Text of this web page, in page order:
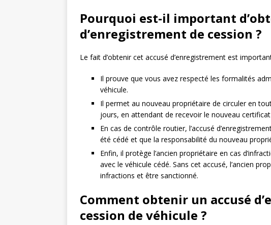
Pourquoi est-il important
d’enregistrement de cession ?
Le fait d’obtenir cet accusé d’enregistrement est
Il prouve que vous avez respecté les formalités
véhicule.
Il permet au nouveau propriétaire de circuler en
jours, en attendant de recevoir le nouveau
En cas de contrôle routier, l’accusé
été cédé et que la responsabilité du nouveau
Enfin, il protège l’ancien propriétaire en cas
avec le véhicule cédé. Sans cet accusé, l’ancien
infractions et être sanctionné.
Comment obtenir un accusé
cession de véhicule ?